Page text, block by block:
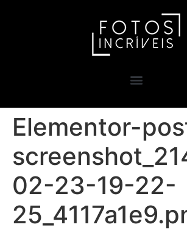
Elementor-
02-23-19-22-